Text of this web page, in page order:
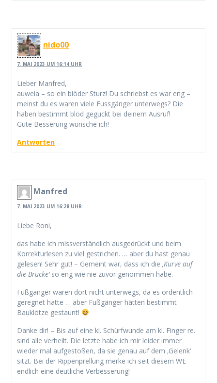
nido00
7. MAI 2023 UM 16:14 UHR
Lieber Manfred,
auweia – so ein blöder Sturz! Du schriebst es war eng –
meinst du es waren viele Fussgänger unterwegs? Die
haben bestimmt blöd geguckt bei deinem Ausruf!
Gute Besserung wünsche ich!
Antworten
Manfred
7. MAI 2023 UM 16:28 UHR
Liebe Roni,
das habe ich missverständlich ausgedrückt und beim
Korrekturlesen zu viel gestrichen. … aber du hast genau
gelesen! Sehr gut! – Gemeint war, dass ich die ‚Kurve auf
die Brücke‘so eng wie nie zuvor genommen habe.
Fußgänger waren dort nicht unterwegs, da es ordentlich
geregnet hatte … aber Fußgänger hätten bestimmt
Bauklötze gestaunt!
Danke dir! – Bis auf eine kl. Schürfwunde am kl. Finger re.
sind alle verheilt. Die letzte habe ich mir leider immer
wieder mal aufgestoßen, da sie genau auf dem ‚Gelenk‘
sitzt. Bei der Rippenprellung merke ich seit diesem WE
endlich eine deutliche Verbesserung!